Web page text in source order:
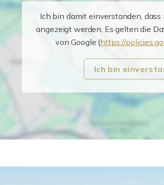
Ich bin damit einverstanden, dass
angezeigt werden. Es gelten die
von Google (https://
Ich bin